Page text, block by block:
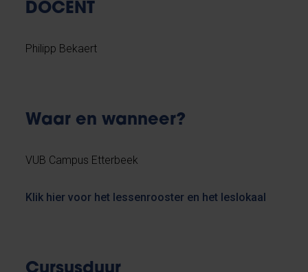
DOCENT
Philipp Bekaert
Waar en wanneer?
VUB Campus Etterbeek
Klik hier voor het lessenrooster en het leslokaal